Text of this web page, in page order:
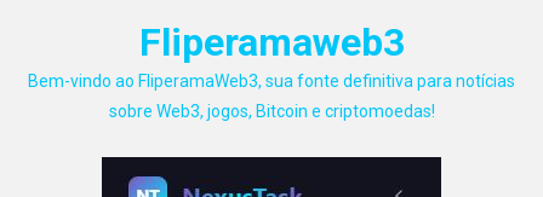
Fliperamaweb3
Bem-vindo ao FliperamaWeb3, sua fonte definitiva para notícias
sobre Web3, jogos, Bitcoin e criptomoedas!